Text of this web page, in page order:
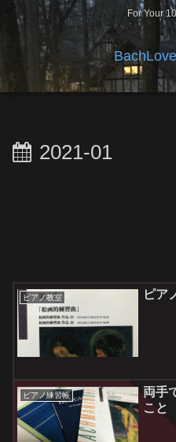
For Your
2021-01
ピアノ教室 ピア
ピアノ練習帳
両手
こと